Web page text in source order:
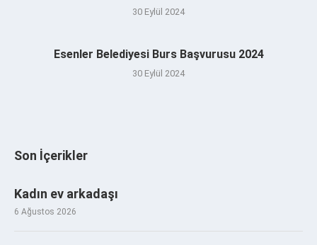
30 Eylül 2024
Esenler Belediyesi Burs Başvurusu 2024
30 Eylül 2024
Son İçerikler
Kadın ev arkadaşı
6 Ağustos 2026